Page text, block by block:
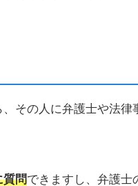
その人に弁護士や法律
質問できますし、弁護士